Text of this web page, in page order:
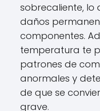
sobrecaliente, lo
daños
componentes.
temperatura te
patrones de
anormales y
de que se
grave.